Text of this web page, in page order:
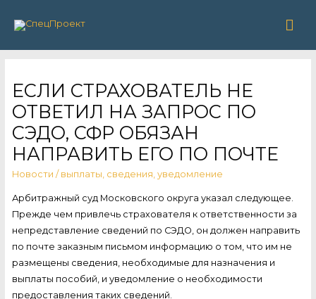
ЕСЛИ СТРАХОВАТЕЛЬ НЕ
ОТВЕТИЛ НА ЗАПРОС ПО
СЭДО, СФР ОБЯЗАН
НАПРАВИТЬ ЕГО ПО ПОЧТЕ
Новости / выплаты сведения уведомление
Арбитражный суд Московского округа указал следующее.
Прежде чем привлечь страхователя к ответственности за
непредставление сведений по СЭДО, он должен направить
по почте заказным письмом информацию о том, что им не
размещены сведения, необходимые для назначения и
выплаты пособий, и уведомление о необходимости
предоставления таких сведений.